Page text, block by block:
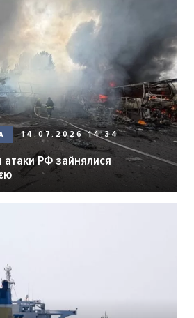
14.07.2026 14:34
атаки РФ зайнялися